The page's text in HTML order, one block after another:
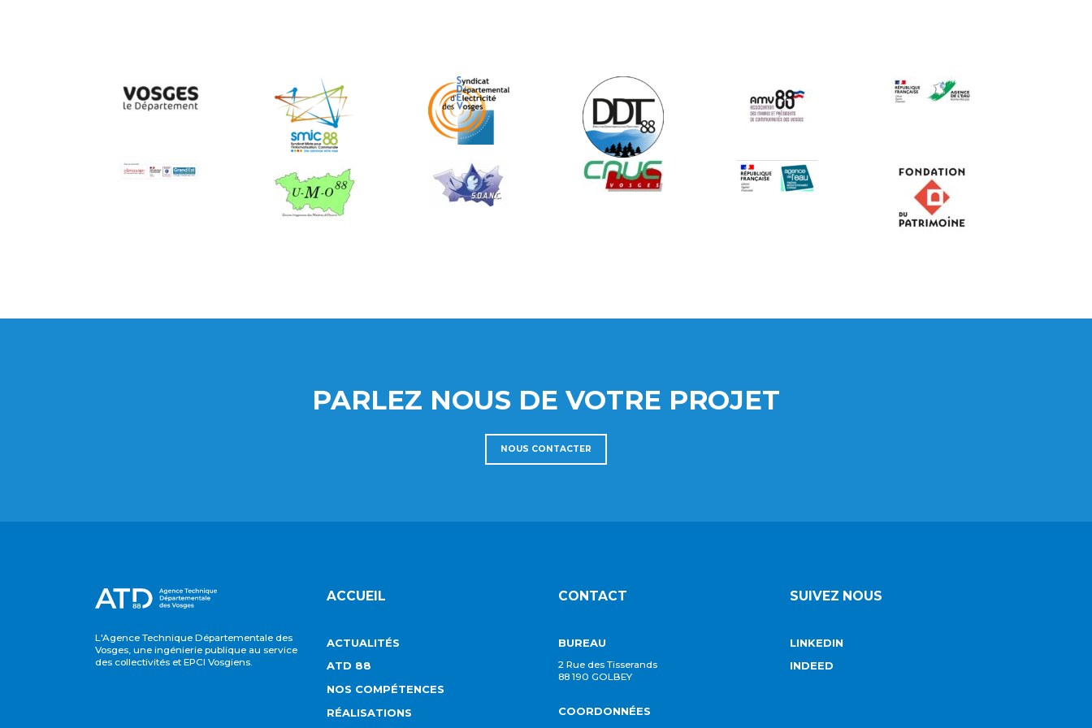
PARLEZ NOUS DE VOTRE PROJET
NOUS CONTACTER
L'Agence Technique Départementale des
Vosges, une ingénierie publique au service
des collectivités et EPCI Vosgiens.
ACCUEIL
ACTUALITÉS
ATD 88
NOS COMPÉTENCES
RÉALISATIONS
CONTACT
BUREAU
2 Rue des Tisserands
88 190 GOLBEY
COORDONNÉES
SUIVEZ NOUS
LINKEDIN
INDEED